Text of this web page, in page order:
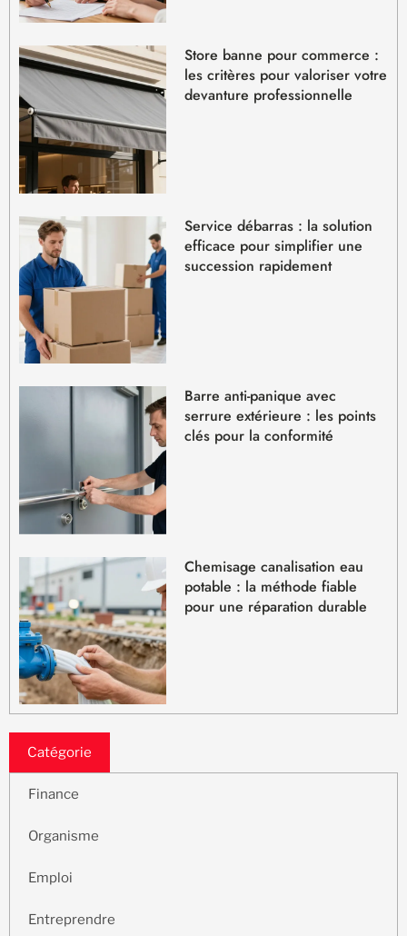
Store banne pour commerce :
les critères pour valoriser votre
devanture professionnelle
Service débarras : la solution
efficace pour simplifier une
succession rapidement
Barre anti-panique avec
serrure extérieure : les points
clés pour la conformité
Chemisage canalisation eau
potable : la méthode fiable
pour une réparation durable
Catégorie
Finance
Organisme
Emploi
Entreprendre